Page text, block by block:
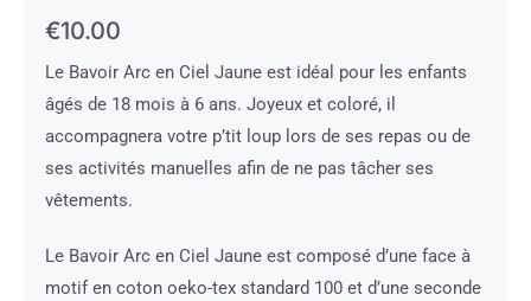
€10.00
Le Bavoir Arc en Ciel Jaune est idéal pour les enfants
âgés de 18 mois à 6 ans. Joyeux et coloré, il
accompagnera votre p’tit loup lors de ses repas ou de
ses activités manuelles afin de ne pas tâcher ses
vêtements.
Le Bavoir Arc en Ciel Jaune est composé d’une face à
motif en coton oeko-tex standard 100 et d’une seconde